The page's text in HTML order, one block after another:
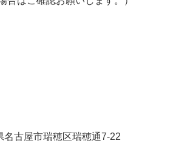
古屋市瑞穂区瑞穂通7-22